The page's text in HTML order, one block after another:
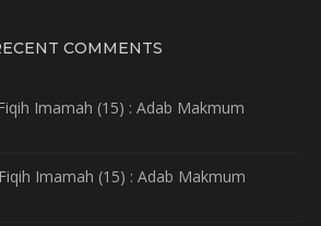
COMMENTS
Imamah (15) : Adab Makmum
Fiqih Imamah (15) : Adab Makmum